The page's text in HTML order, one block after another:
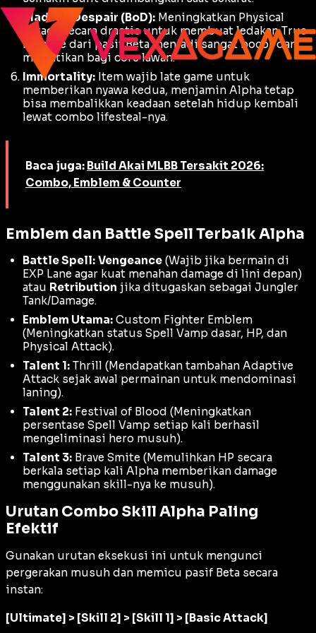
Blade of Despair (BoD): Meningkatkan Physical
Attack
secara drastis untuk membuat ledakanTrue
Damage dari pasif Beta menjadi sangat bocor dan
mematikan bagi core lawan.
Immortality: Item wajib late game untuk
memberikan nyawa kedua, menjamin Alpha tetap
bisa membalikkan keadaan setelah hidup kembali
lewat combo lifesteal-nya.
Baca juga: Build Akai MLBB Tersakit 2026:
Combo, Emblem & Counter
Emblem dan Battle Spell Terbaik Alpha
Battle Spell: Vengeance (Wajib jika bermain di
EXP Lane agar kuat menahan damage di lini depan)
atau Retribution jika ditugaskan sebagai Jungler
Tank/Damage.
Emblem Utama: Custom Fighter Emblem
(Meningkatkan status Spell Vamp dasar, HP, dan
Physical Attack).
Talent 1: Thrill (Mendapatkan tambahan Adaptive
Attack sejak awal permainan untuk mendominasi
laning).
Talent 2: Festival of Blood (Meningkatkan
persentase Spell Vamp setiap kali berhasil
mengeliminasi hero musuh).
Talent 3: Brave Smite (Memulihkan HP secara
berkala setiap kali Alpha memberikan damage
menggunakan skill-nya ke musuh).
Urutan Combo Skill Alpha Paling
Efektif
Gunakan urutan eksekusi ini untuk mengunci
pergerakan musuh dan memicu pasif Beta secara
instan:
[Ultimate] > [Skill 2] > [Skill 1] > [Basic Attack]